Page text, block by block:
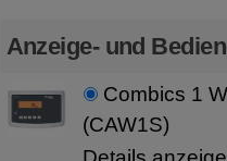
Anzeige- und
Combics 1
(CAW1S)